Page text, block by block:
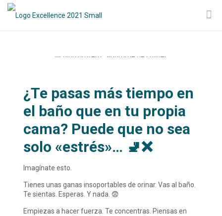
¿Te pasas más tiempo en
el baño que en tu propia
cama? Puede que no sea
solo «estrés»… 🚽❌
Imagínate esto.
Tienes unas ganas insoportables de orinar. Vas al baño.
Te sientas. Esperas. Y nada. 😨
Empiezas a hacer fuerza. Te concentras. Piensas en